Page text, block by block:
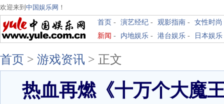
欢迎来到 中国娱乐网 ！
首页 - 演艺经纪 - 观影指南 - 女性时尚
新闻 - 内地娱乐 - 港台娱乐 - 日本娱乐
首页 > 游戏资讯 > 正文
热血再燃《十万个大魔